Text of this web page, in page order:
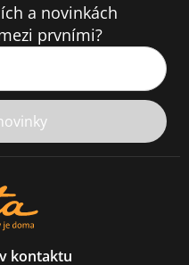
a novinkách
prvními?
kontaktu